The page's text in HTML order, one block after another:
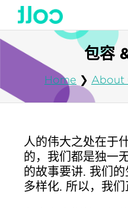
包容
Home ❯ About
人的伟大之处在于
的，我们都是独一
的故事要讲. 我们
多样化. 所以，我